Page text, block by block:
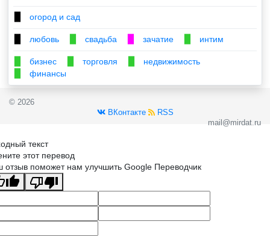
огород и сад
любовь свадьба зачатие интим
бизнес торговля недвижимость
финансы
© 2026
ВКонтакте
RSS
mail@mirdat.ru
текст
этот перевод
отзыв поможет нам улучшить Google Переводчик